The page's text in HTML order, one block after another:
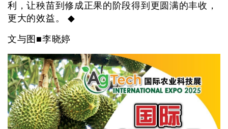
利，让秧苗到修成正果的阶段得到更圆满的丰收，
更大的效益。 ◆
文与图■李晓婷